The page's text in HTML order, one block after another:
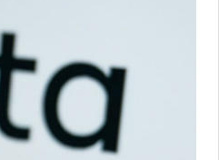
e analisi Cyber sicurezza e privacy